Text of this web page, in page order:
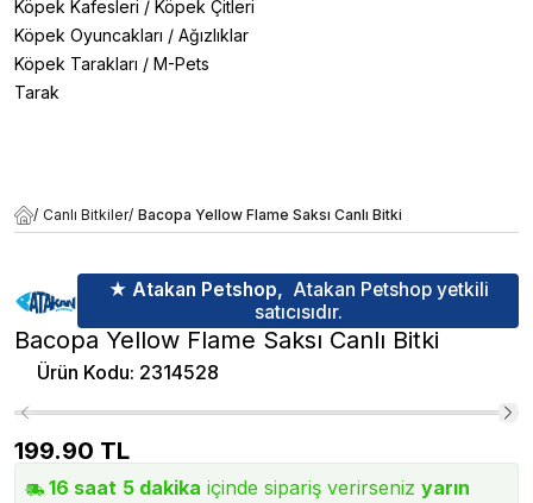
Köpek Kafesleri / Köpek Çitleri
Köpek Oyuncakları / Ağızlıklar
Köpek Tarakları / M-Pets
Tarak
/ Canlı Bitkiler/ Bacopa Yellow Flame Saksı Canlı Bitki
★ Atakan Petshop, Atakan Petshop yetkili
satıcısıdır.
Bacopa Yellow Flame Saksı Canlı Bitki
Ürün Kodu: 2314528
199.90 TL
16 saat 5 dakika içinde sipariş verirseniz yarın